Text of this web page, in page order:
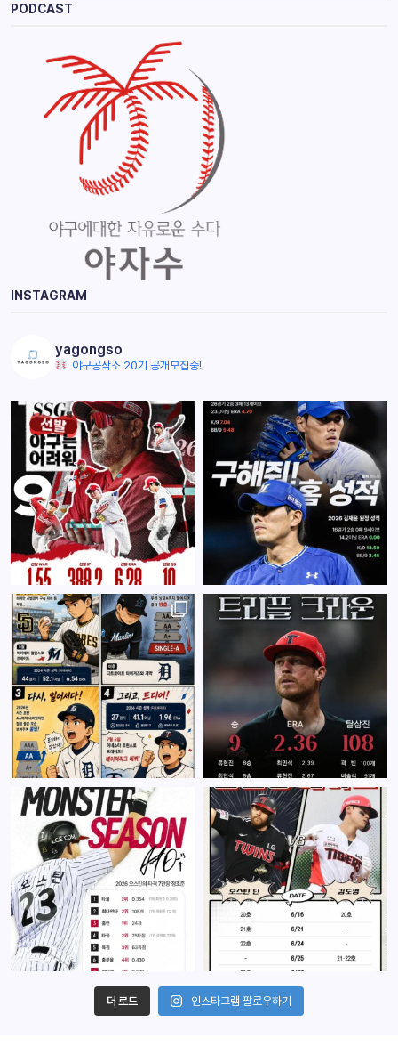
PODCAST
INSTAGRAM
yagongso
야구공작소 20기 공개모집중!
더 로드 인스타그램 팔로우하기